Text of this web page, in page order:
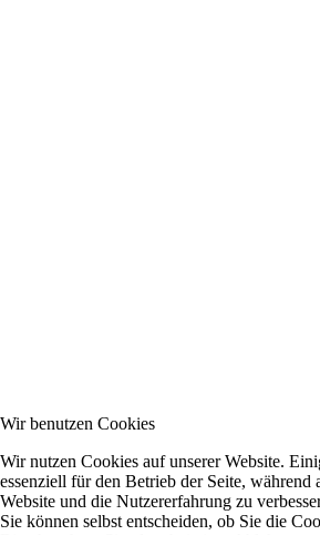
Wir benutzen Cookies
Wir nutzen Cookies auf unserer Website.
essenziell für den Betrieb der Seite, während
Website und die Nutzererfahrung zu
Sie können selbst entscheiden, ob Sie die